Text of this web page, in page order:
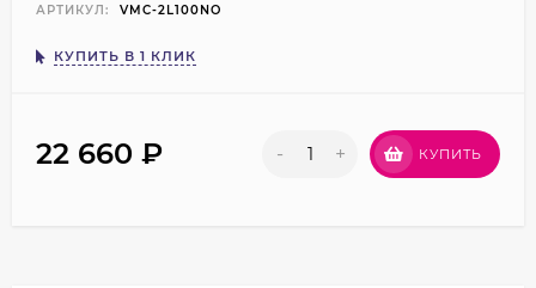
АРТИКУЛ: VMC-2L100NO
КУПИТЬ В 1 КЛИК
22 660 ₽ - + КУПИТЬ